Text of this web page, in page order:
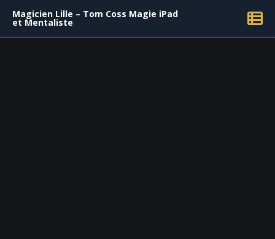
Magicien Lille – Tom Coss Magie iPad
et Mentaliste